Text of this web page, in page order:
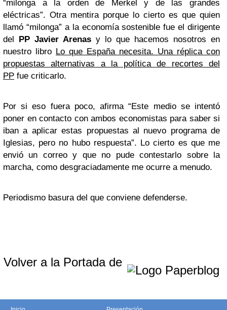
“milonga a la orden de Merkel y de las grandes
eléctricas”. Otra mentira porque lo cierto es que quien
llamó “milonga” a la economía sostenible fue el dirigente
del PP Javier Arenas y lo que hacemos nosotros en
nuestro libro Lo que España necesita. Una réplica con
propuestas alternativas a la política de recortes del
PP fue criticarlo.
Por si eso fuera poco, afirma “Este medio se intentó
poner en contacto con ambos economistas para saber si
iban a aplicar estas propuestas al nuevo programa de
Iglesias, pero no hubo respuesta”. Lo cierto es que me
envió un correo y que no pude contestarlo sobre la
marcha, como desgraciadamente me ocurre a menudo.
Periodismo basura del que conviene defenderse.
Volver a la Portada de